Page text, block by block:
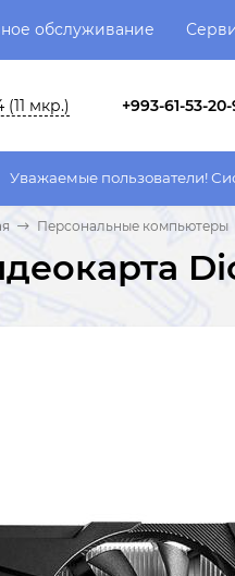
обслуживание
мкр.) +993-61-53-
Система
Персональные компьютеры